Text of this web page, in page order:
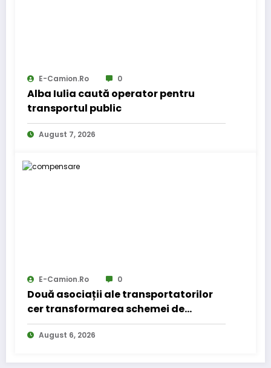
E-Camion.ro 0
Alba Iulia caută operator pentru
transportul public
August 7, 2026
E-Camion.ro 0
Două asociații ale transportatorilor
cer transformarea schemei de
compensare a accizei în mecanism
permanent
August 6, 2026